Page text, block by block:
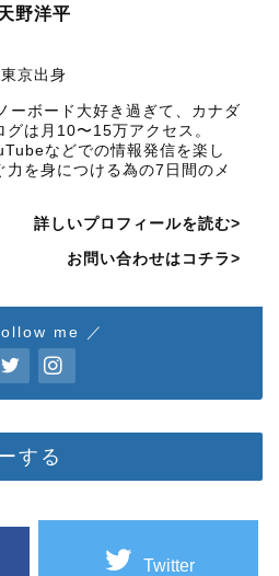
野洋平
京出身
ボード大好き過ぎて、カナダ
は月10〜15万アクセス。
などでの情報発信を楽し
力を身につける為の7日間のメ
詳しいプロフィールを読む>
お問い合わせはコチラ>
me ／
する
Twitter